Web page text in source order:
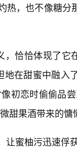
热，也不像糖
，恰恰体现了
地在甜蜜中融
初恋时偷偷品
甜果酒带来的慵
让蜜柚污迅速俘